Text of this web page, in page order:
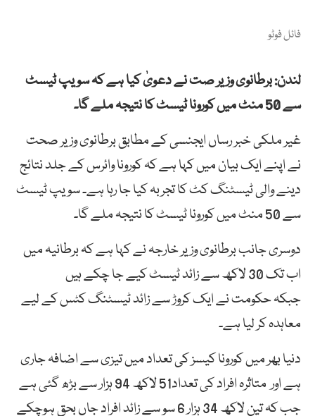
فائل فوٹو
لندن: برطانوی وزیر صت نے دعویٰ کیا ہے کہ سویپ ٹیسٹ
سے 50 منٹ میں کورونا ٹیسٹ کا نتیجہ ملے گا۔
غیر ملکی خبر رساں ایجنسی کے مطابق برطانوی وزیر صحت
نے اپنے ایک بیان میں کہا ہے کہ کورونا وائرس کے جلد نتائج
دینے والی ٹیسٹنگ کٹ کا تجربہ کیا جا رہا ہے۔ سویپ ٹیسٹ
سے 50 منٹ میں کورونا ٹیسٹ کا نتیجہ ملے گا۔
دوسری جانب برطانوی وزیر خارجہ نے کہا ہے کہ برطانیہ میں
اب تک 30 لاکھ سے زائد ٹیسٹ کیے جا چکے ہیں
جبکہ حکومت نے ایک کروڑ سے زائد ٹیسٹنگ کٹس کے لیے
معاہدہ کر لیا ہے۔
دنیا بھر میں کورونا کیسز کی تعداد میں تیزی سے اضافہ جاری
ہے اور متاثرہ افراد کی تعداد51 لاکھ 94 ہزار سے بڑھ گئی ہے
جب کہ تین لاکھ 34 ہزار 6 سو سے زائد افراد جاں بحق ہوچکے